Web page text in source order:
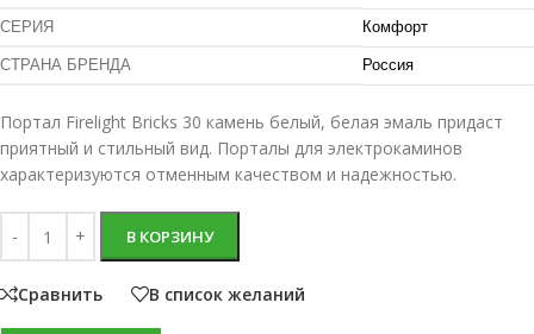
СЕРИЯ Комфорт
СТРАНА БРЕНДА Россия
Портал Firelight Bricks 30 камень белый, белая эмаль придаст
приятный и стильный вид. Порталы для электрокаминов
характеризуются отменным качеством и надежностью.
В КОРЗИНУ
Сравнить В список желаний